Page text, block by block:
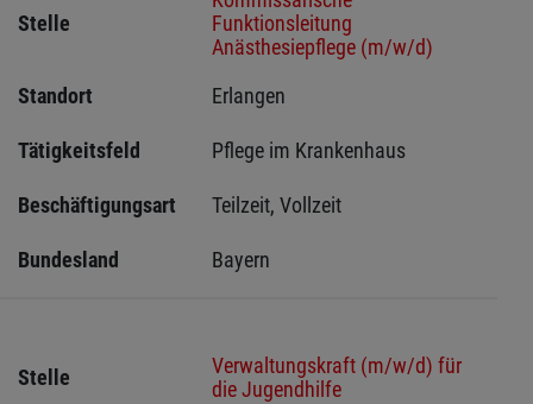
Stelle
Funktionsleitung
Anästhesiepflege (m/w/d)
Standort
Erlangen
Tätigkeitsfeld Pflege im Krankenhaus
Beschäftigungsart Teilzeit, Vollzeit
Bundesland Bayern
Stelle
Verwaltungskraft (m/w/d) für
die Jugendhilfe